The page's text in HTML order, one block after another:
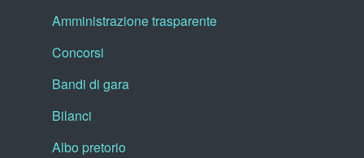
Amministrazione trasparente
Concorsi
Bandi di gara
Bilanci
Albo pretorio